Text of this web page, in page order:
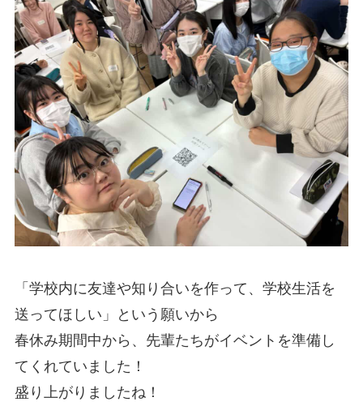
「学校内に友達や知り合いを作って、学校生活を
送ってほしい」という願いから
春休み期間中から、先輩たちがイベントを準備し
てくれていました！
盛り上がりましたね！